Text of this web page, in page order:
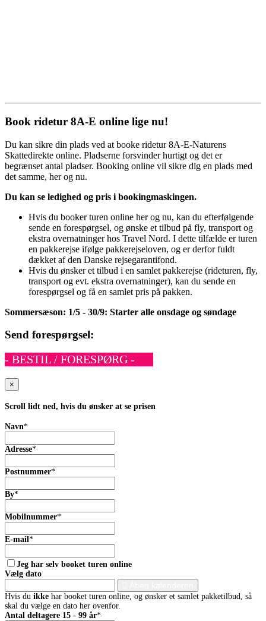
Book ridetur 8A-E online lige nu!
Du kan sikre din plads ved at booke ridetur 8A-E-Naturens
Skattedirekte online. Pladserne forsvinder hurtigt og det er
begrænset antal pladser. Booking online vil sikre dig en plads med
det samme, her og nu.
Du kan se ledighed og pris i bookingmaskingen.
Hvis du booker turen online her og nu, kan du efterfølgende
sende en forespørgsel, og ønske et tilbud på fly, transport og
ekstra overnatninger hos Travel Nord. I dette tilfælde er turen
en pakkerejse ifølge pakkerejseloven, og er derfor fuldt
dækket af den Danske rejsegarantifond.
Hvis du ønsker et tilbud i en samlet pakkerejse (rideturen, fly,
transport og evt. ekstra overnatninger), kan du sende en
forespørgsel og få en samlet pris på pakken.
Sommersæson: 1/5 - 30/9: Starter alle onsdage og søndage
Send forespørgsel:
- BESTIL / FORESPØRG -
×
Scroll lidt ned, hvis du ønsker at se prisen
Navn*
Adresse*
Postnummer*
By*
Mobilnummer*
E-mail*
Jeg har selv booket turen online
Vælg dato
Hvis du ikke har booket turen online, og ønsker et samlet pakketilbud, så
skal du vælge en dato her ovenfor.
Antal deltagere 15 - 99 år*